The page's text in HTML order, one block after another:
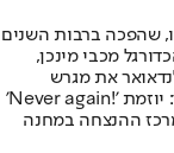
שמו, שהפכה ברבות השנים
מכבי מינכן,
את מגרש
האימונים שלה, ואת שני הגופים שהצטרפו בהמשך: יוזמת '!Never again'
ההנצחה במחנה